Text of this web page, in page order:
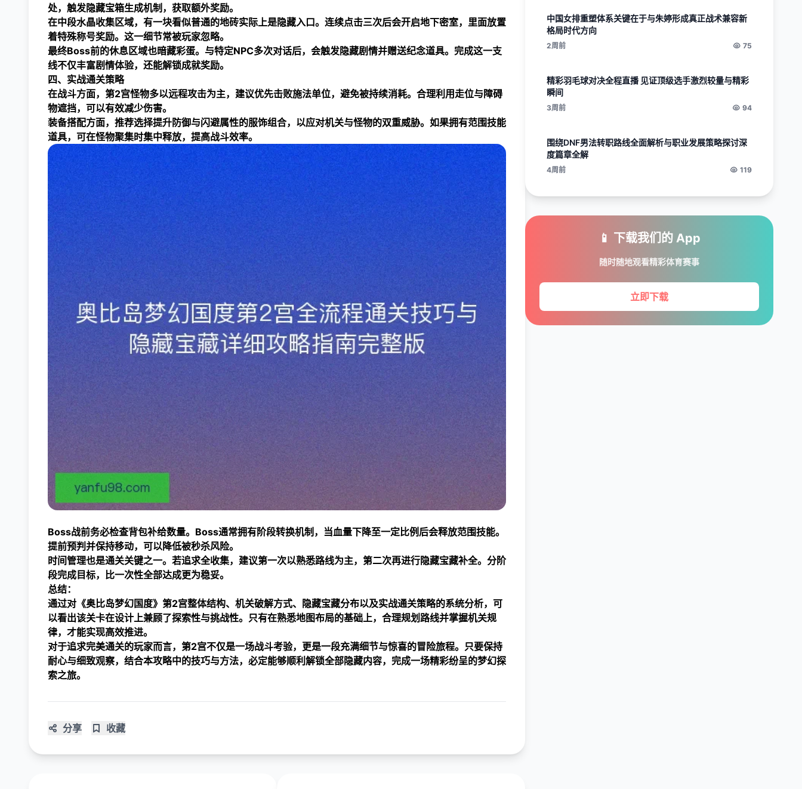
处，触发隐藏宝箱生成机制，获取额外奖励。
在中段水晶收集区域，有一块看似普通的地砖实际上是隐藏入口。连续点击三次后会开启地下密室，里面放置
着特殊称号奖励。这一细节常被玩家忽略。
最终Boss前的休息区域也暗藏彩蛋。与特定NPC多次对话后，会触发隐藏剧情并赠送纪念道具。完成这一支
线不仅丰富剧情体验，还能解锁成就奖励。
四、实战通关策略
在战斗方面，第2宫怪物多以远程攻击为主，建议优先击败施法单位，避免被持续消耗。合理利用走位与障碍
物遮挡，可以有效减少伤害。
装备搭配方面，推荐选择提升防御与闪避属性的服饰组合，以应对机关与怪物的双重威胁。如果拥有范围技能
道具，可在怪物聚集时集中释放，提高战斗效率。
Boss战前务必检查背包补给数量。Boss通常拥有阶段转换机制，当血量下降至一定比例后会释放范围技能。
提前预判并保持移动，可以降低被秒杀风险。
时间管理也是通关关键之一。若追求全收集，建议第一次以熟悉路线为主，第二次再进行隐藏宝藏补全。分阶
段完成目标，比一次性全部达成更为稳妥。
总结：
通过对《奥比岛梦幻国度》第2宫整体结构、机关破解方式、隐藏宝藏分布以及实战通关策略的系统分析，可
以看出该关卡在设计上兼顾了探索性与挑战性。只有在熟悉地图布局的基础上，合理规划路线并掌握机关规
律，才能实现高效推进。
对于追求完美通关的玩家而言，第2宫不仅是一场战斗考验，更是一段充满细节与惊喜的冒险旅程。只要保持
耐心与细致观察，结合本攻略中的技巧与方法，必定能够顺利解锁全部隐藏内容，完成一场精彩纷呈的梦幻探
索之旅。
分享 收藏
中国女排重塑体系关键在于与朱婷形成真正战术兼容新
格局时代方向
2周前 75
精彩羽毛球对决全程直播 见证顶级选手激烈较量与精彩
瞬间
3周前 94
围绕DNF男法转职路线全面解析与职业发展策略探讨深
度篇章全解
4周前 119
📱 下载我们的 App
随时随地观看精彩体育赛事
立即下载